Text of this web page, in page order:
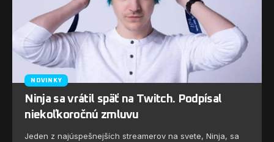
NOVINKY
Ninja sa vrátil späť na Twitch. Podpísal
niekoľkoročnú zmluvu
Jeden z najúspešnejších streamerov na svete, Ninja, sa